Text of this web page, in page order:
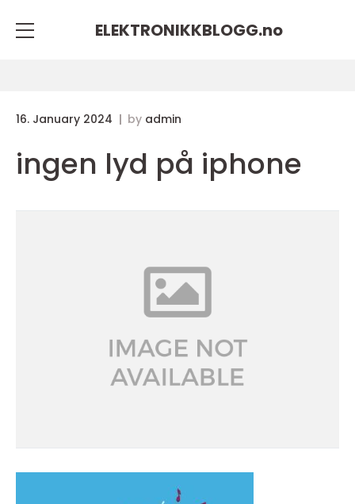
ELEKTRONIKKBLOGG.no
16. January 2024 by admin
ingen lyd på iphone